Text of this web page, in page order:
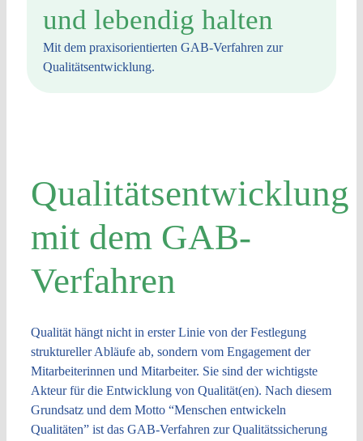
und lebendig halten
Mit dem praxisorientierten GAB-Verfahren zur
Qualitätsentwicklung.
Qualitätsentwicklung
mit dem GAB-
Verfahren
Qualität hängt nicht in erster Linie von der Festlegung
struktureller Abläufe ab, sondern vom Engagement der
Mitarbeiterinnen und Mitarbeiter. Sie sind der wichtigste
Akteur für die Entwicklung von Qualität(en). Nach diesem
Grundsatz und dem Motto “Menschen entwickeln
Qualitäten” ist das GAB-Verfahren zur Qualitätssicherung